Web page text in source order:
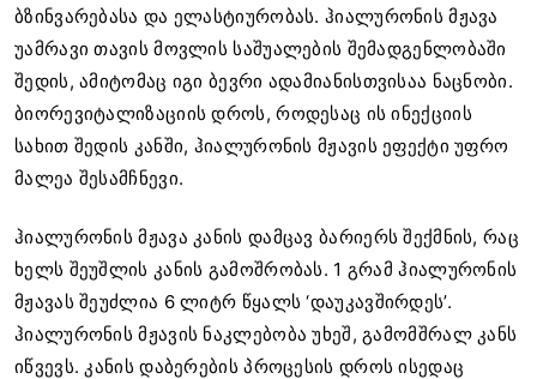
ბზინვარებასა და ელასტიურობას. ჰიალურონის მჟავა
უამრავი თავის მოვლის საშუალების შემადგენლობაში
შედის, ამიტომაც იგი ბევრი ადამიანისთვისაა ნაცნობი.
ბიორევიტალიზაციის დროს, როდესაც ის ინექციის
სახით შედის კანში, ჰიალურონის მჟავის ეფექტი უფრო
მალეა შესამჩნევი.
ჰიალურონის მჟავა კანის დამცავ ბარიერს შექმნის, რაც
ხელს შეუშლის კანის გამოშრობას. 1 გრამ ჰიალურონის
მჟავას შეუძლია 6 ლიტრ წყალს ‘დაუკავშირდეს’.
ჰიალურონის მჟავის ნაკლებობა უხეშ, გამომშრალ კანს
იწვევს. კანის დაბერების პროცესის დროს ისედაც